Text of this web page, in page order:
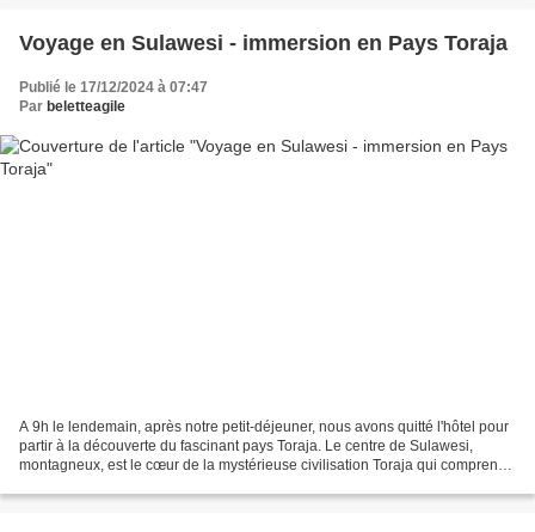
Voyage en Sulawesi - immersion en Pays Toraja
Publié le 17/12/2024 à 07:47
Par beletteagile
A 9h le lendemain, après notre petit-déjeuner, nous avons quitté l'hôtel pour
partir à la découverte du fascinant pays Toraja. Le centre de Sulawesi,
montagneux, est le cœur de la mystérieuse civilisation Toraja qui comprend,